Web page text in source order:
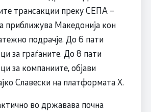
трансакции преку СЕПА –
приближува Македонија кон
подрачје. До 6 пати
за граѓаните. До 8 пати
за компаниите, објави
Славески на платформата Х.
во државава почна